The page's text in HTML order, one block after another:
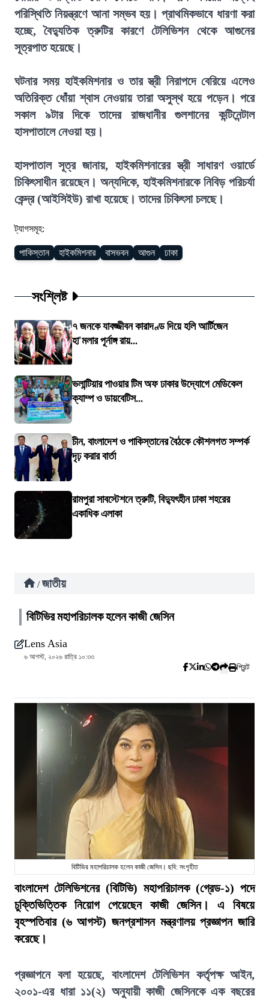
পরিস্থিতি নিয়ন্ত্রণে আনা সম্ভব হয়। প্রাথমিকভাবে ধারণা করা
হচ্ছে, বৈদ্যুতিক ত্রুটির কারণে টেলিভিশন থেকে আগুনের
সূত্রপাত হয়েছে।
ঘটনার সময় হাইকমিশনার ও তার স্ত্রী নিরাপদে বেরিয়ে এলেও
অতিরিক্ত ধোঁয়া শ্বাস নেওয়ায় তারা অসুস্থ হয়ে পড়েন। পরে
সকাল ৯টার দিকে তাদের রাজধানীর গুলশানের কন্টিনেন্টাল
হাসপাতালে নেওয়া হয়।
হাসপাতাল সূত্র জানায়, হাইকমিশনারের স্ত্রী সাধারণ ওয়ার্ডে
চিকিৎসাধীন রয়েছেন। অন্যদিকে, হাইকমিশনারকে নিবিড় পরিচর্যা
কেন্দ্র (আইসিইউ) রাখা হয়েছে। তাদের চিকিৎসা চলছে।
ট্যাগসমূহ:
পাকিস্তান হাইকমিশনার বাসভবন আগুন ঢাকা
সংশ্লিষ্ট
৭ জনকে যাবজ্জীবন কারাদণ্ড দিয়ে হলি আর্টিজেন
হা'মলার পূর্নাঙ্গ রায়...
ভলান্টিয়ার পাওয়ার টিম অফ ঢাকার উদ্যোগে মেডিকেল
ক্যাম্প ও ডায়বেটিস...
চীন, বাংলাদেশ ও পাকিস্তানের বৈঠকে কৌশলগত সম্পর্ক
দৃঢ় করার বার্তা
রামপুরা সাবস্টেশনে ত্রুটি, বিদ্যুৎহীন ঢাকা শহরের
একাধিক এলাকা
/ জাতীয়
বিটিভির মহাপরিচালক হলেন কাজী জেসিন
Lens Asia
৬ আগস্ট, ২০২৬ রাত্রি ১০:৩৩
প্রিন্ট
বিটিভির মহাপরিচালক হলেন কাজী জেসিন। ছবি: সংগৃহীত
বাংলাদেশ টেলিভিশনের (বিটিভি) মহাপরিচালক (গ্রেড-১) পদে
চুক্তিভিত্তিক নিয়োগ পেয়েছেন কাজী জেসিন। এ বিষয়ে
বৃহস্পতিবার (৬ আগস্ট) জনপ্রশাসন মন্ত্রণালয় প্রজ্ঞাপন জারি
করেছে।
প্রজ্ঞাপনে বলা হয়েছে, বাংলাদেশ টেলিভিশন কর্তৃপক্ষ আইন,
২০০১-এর ধারা ১১(২) অনুযায়ী কাজী জেসিনকে এক বছরের